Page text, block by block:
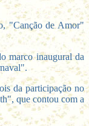
"Canção de Amor"
marco inaugural da
da participação no
que contou com a